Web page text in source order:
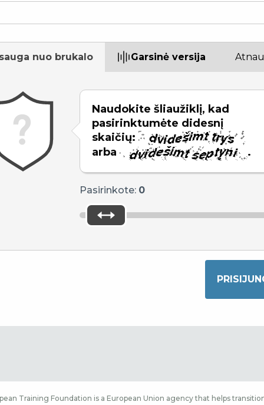
nuo brukalo Garsinė versija
Naudokite šliaužiklį, kad
pasirinktumėte didesnį
skaičių:
arba
.
Pasirinkote: 0
Training Foundation is a European Union agency that helps